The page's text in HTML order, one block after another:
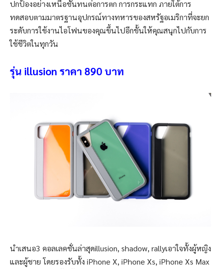
ปกป้องอย่างเหนือชั้นทนต่อการตก การกระแทก ภายใต้การ
ทดสอบตามมาตรฐานอุปกรณ์ทางทหารของสหรัฐอเมริกาที่จะยก
ระดับการใช้งานไอโฟนของคุณขึ้นไปอีกขั้นให้คุณสนุกไปกับการ
ใช้ชีวิตในทุกวัน
รุ่น illusion ราคา 890 บาท
นำเสนอ3 คอลเลคชั่นล่าสุดillusion, shadow, rallyเอาใจทั้งผู้หญิง
และผู้ชาย โดยรองรับทั้ง iPhone X, iPhone Xs, iPhone Xs Max